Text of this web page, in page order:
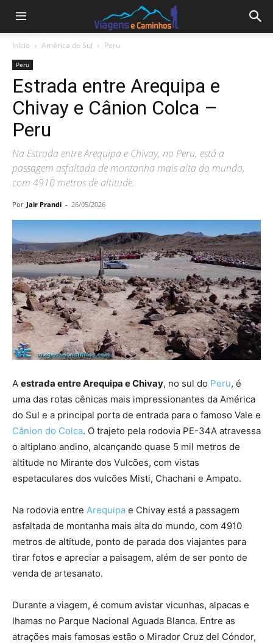
Início América do Sul Peru
Peru
Estrada entre Arequipa e
Chivay e Cânion Colca –
Peru
Na Estrada entre Arequipa e Chivay, no Peru, está a
passagem asfaltada de montanha mais alta do mundo,
com 4910 metros de altitude.
Por Jair Prandi - 26/05/2026
A estrada entre Arequipa e Chivay, no sul do Peru, é
uma das rotas cênicas mais impressionantes da América
do Sul e a principal porta de entrada para o famoso Vale e
Cânion do Colca. O trajeto pela rodovia PE-34A atravessa
o altiplano andino, alcançando quase 5 mil metros de
altitude no Mirante dos Vulcões, com vistas
espetaculares dos vulcões Misti, Chachani e Ampato.
Na rodovia entre Arequipa e Chivay está a passagem
asfaltada de montanha mais alta do mundo, com 4910
metros de altitude, ponto de parada dos viajantes para
tirar fotos e apreciar a paisagem, além de ser ponto de
venda de artesanato.
Durante a viagem, é comum avistar vicunhas, alpacas e
lhamas no Parque Nacional Aguada Blanca. Entre as
atrações mais famosas estão o Mirador Cruz del Cóndor,